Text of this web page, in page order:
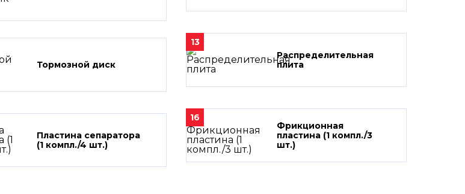
Тормозной диск
13
Распределительная
плита
Пластина сепаратора
(1 компл./4 шт.)
16
Фрикционная
пластина (1 компл./3
шт.)